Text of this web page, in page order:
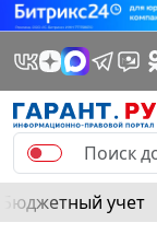
Бюджетный учет